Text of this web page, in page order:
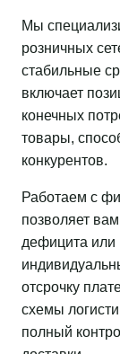
Мы
розничных
стабильные
включает
конечных
товары,
конкурентов.
Работаем с
позволяет
дефицита или
отсрочку
схемы
полный